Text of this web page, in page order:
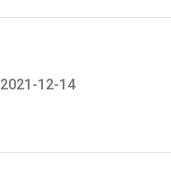
2021-12-14